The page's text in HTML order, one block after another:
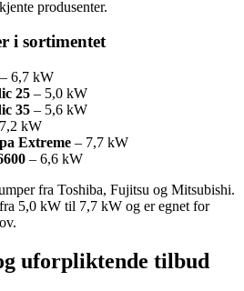
produsenter.
i sortimentet
– 6,7 kW
25 – 5,0 kW
35 – 5,6 kW
kW
Extreme – 7,7 kW
– 6,6 kW
fra Toshiba, Fujitsu og Mitsubishi.
5,0 kW til 7,7 kW og er egnet for
uforpliktende tilbud